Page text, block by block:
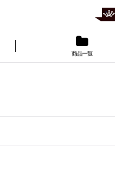
商品一覧